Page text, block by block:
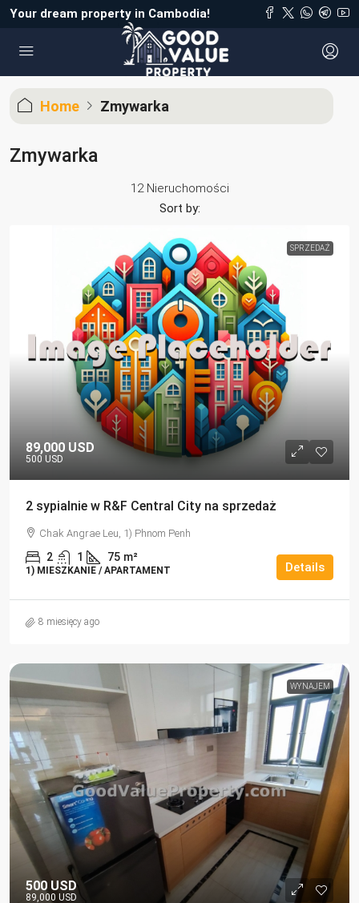
Your dream property in Cambodia!
Home Zmywarka
Zmywarka
12 Nieruchomości
Sort by:
SPRZEDAŻ
89,000 USD
500 USD
2 sypialnie w R&F Central City na sprzedaż
Chak Angrae Leu, 1) Phnom Penh
2 1 75 m²
1) MIESZKANIE / APARTAMENT Details
8 miesięcy ago
WYNAJEM
500 USD
89,000 USD